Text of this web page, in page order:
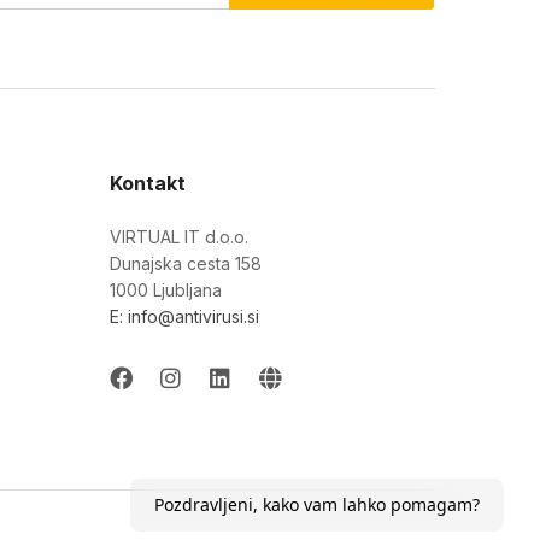
Kontakt
VIRTUAL IT d.o.o.
Dunajska cesta 158
1000 Ljubljana
E: info@antivirusi.si
Pozdravljeni, kako vam lahko pomagam?